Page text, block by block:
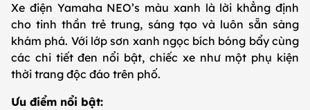
Xe điện Yamaha NEO’s màu xanh là lời khẳng định
cho tinh thần trẻ trung, sáng tạo và luôn sẵn sàng
khám phá. Với lớp sơn xanh ngọc bích bóng bẩy cùng
các chi tiết đen nổi bật, chiếc xe như một phụ kiện
thời trang độc đáo trên phố.
Ưu điểm nổi bật: